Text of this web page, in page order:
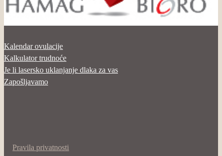
Kalendar ovulacije
Kalkulator trudnoće
Je li lasersko uklanjanje dlaka za vas
Zapošljavamo
Pravila privatnosti